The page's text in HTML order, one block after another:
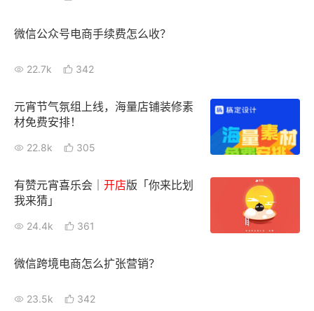
微信公众号电商手续费怎么收？
22.7k 342
元宵节气氛组上线，海量店铺装修素
材免费安排！
22.8k 305
有赞元宵喜乐会｜ 开店版「你来比划
我来猜」
24.4k 361
微信跨境电商怎么扩张营销？
23.5k 342